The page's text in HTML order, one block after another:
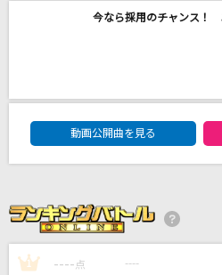
雨の御堂筋
欧陽菲菲
今なら採用のチャンス！
DAM★ともボーカルエン
動画公開曲を見る
1 ---- 点 ----